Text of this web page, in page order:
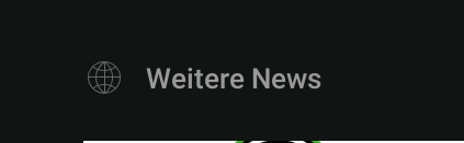
Weitere News